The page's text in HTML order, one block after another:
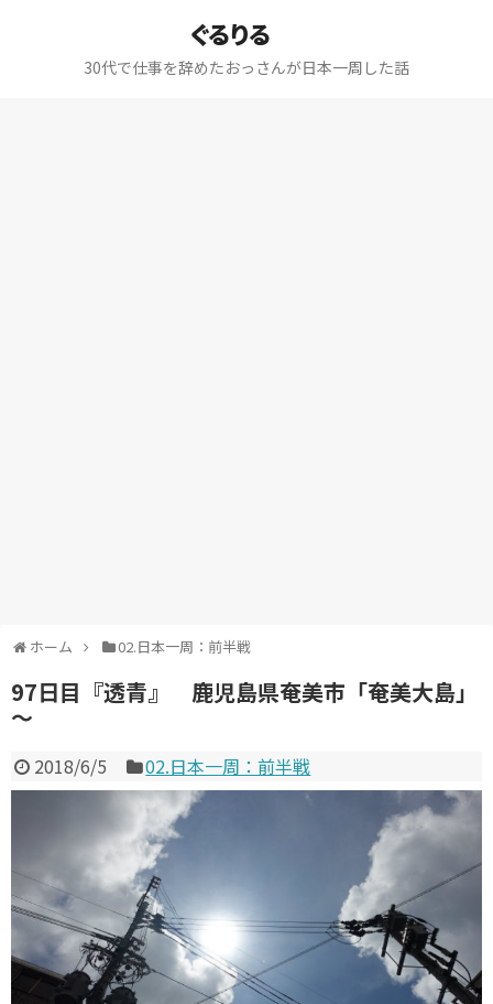
ぐるりる
30代で仕事を辞めたおっさんが日本一周した話
ホーム 02.日本一周：前半戦
97日目『透青』 鹿児島県奄美市「奄美大島」
～
2018/6/5 02.日本一周：前半戦